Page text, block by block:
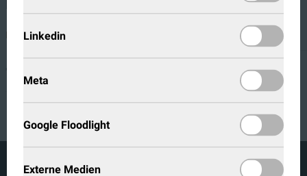
DETAILS
€ 6,00
Linkedin
Meta
Google Floodlight
Externe Medien